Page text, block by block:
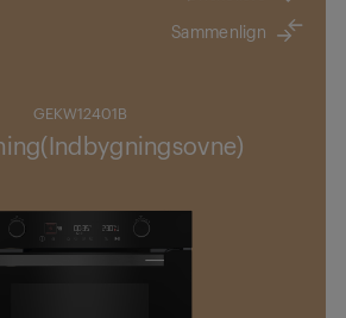
Sammenlign
GEKW12401B